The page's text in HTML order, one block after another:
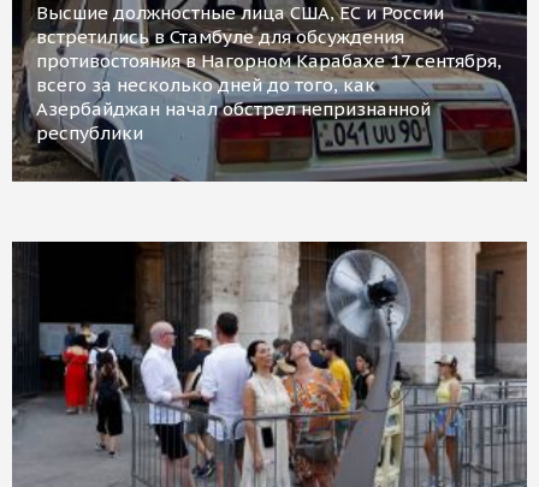
Высшие должностные лица США, ЕС и России
встретились в Стамбуле для обсуждения
противостояния в Нагорном Карабахе 17 сентября,
всего за несколько дней до того, как
Азербайджан начал обстрел непризнанной
республики